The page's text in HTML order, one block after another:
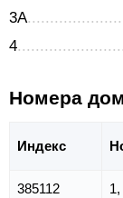
3А
4
Номера
Индекс
385112